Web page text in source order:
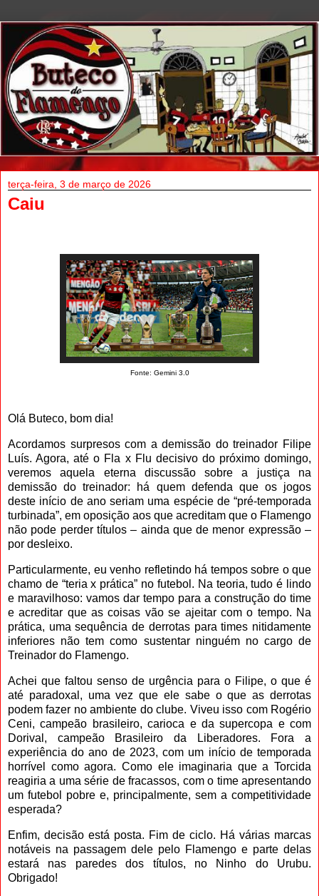
terça-feira, 3 de março de 2026
Caiu
Fonte: Gemini 3.0
Olá Buteco, bom dia!
Acordamos surpresos com a demissão do treinador Filipe
Luís. Agora, até o Fla x Flu decisivo do próximo domingo,
veremos aquela eterna discussão sobre a justiça na
demissão do treinador: há quem defenda que os jogos
deste início de ano seriam uma espécie de “pré-temporada
turbinada”, em oposição aos que acreditam que o Flamengo
não pode perder títulos – ainda que de menor expressão –
por desleixo.
Particularmente, eu venho refletindo há tempos sobre o que
chamo de “teria x prática” no futebol. Na teoria, tudo é lindo
e maravilhoso: vamos dar tempo para a construção do time
e acreditar que as coisas vão se ajeitar com o tempo. Na
prática, uma sequência de derrotas para times nitidamente
inferiores não tem como sustentar ninguém no cargo de
Treinador do Flamengo.
Achei que faltou senso de urgência para o Filipe, o que é
até paradoxal, uma vez que ele sabe o que as derrotas
podem fazer no ambiente do clube. Viveu isso com Rogério
Ceni, campeão brasileiro, carioca e da supercopa e com
Dorival, campeão Brasileiro da Liberadores. Fora a
experiência do ano de 2023, com um início de temporada
horrível como agora. Como ele imaginaria que a Torcida
reagiria a uma série de fracassos, com o time apresentando
um futebol pobre e, principalmente, sem a competitividade
esperada?
Enfim, decisão está posta. Fim de ciclo. Há várias marcas
notáveis na passagem dele pelo Flamengo e parte delas
estará nas paredes dos títulos, no Ninho do Urubu.
Obrigado!